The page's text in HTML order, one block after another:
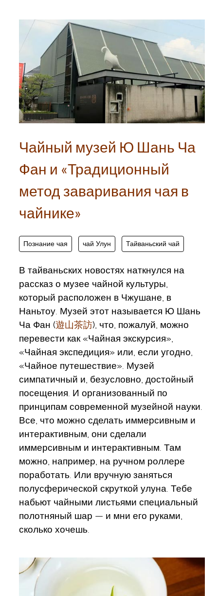
Чайный музей Ю Шань Ча
Фан и «Традиционный
метод заваривания чая в
чайнике»
Познание чая чай Улун Тайваньский чай
В тайваньских новостях наткнулся на
рассказ о музее чайной культуры,
который расположен в Чжушане, в
Наньтоу. Музей этот называется Ю Шань
Ча Фан (遊山茶訪), что, пожалуй, можно
перевести как «Чайная экскурсия»,
«Чайная экспедиция» или, если угодно,
«Чайное путешествие». Музей
симпатичный и, безусловно, достойный
посещения. И организованный по
принципам современной музейной науки.
Все, что можно сделать иммерсивным и
интерактивным, они сделали
иммерсивным и интерактивным. Там
можно, например, на ручном роллере
поработать. Или вручную заняться
полусферической скруткой улуна. Тебе
набьют чайными листьями специальный
полотняный шар — и мни его руками,
сколько хочешь.